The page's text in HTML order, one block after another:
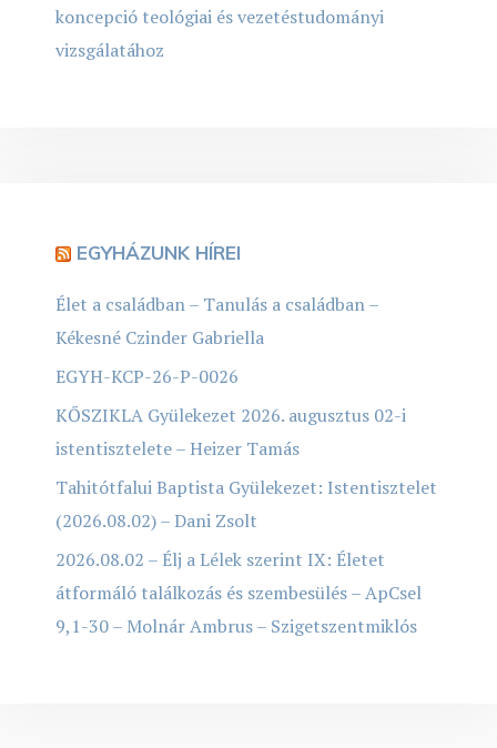
koncepció teológiai és vezetéstudományi
vizsgálatához
EGYHÁZUNK HÍREI
Élet a családban – Tanulás a családban –
Kékesné Czinder Gabriella
EGYH-KCP-26-P-0026
KŐSZIKLA Gyülekezet 2026. augusztus 02-i
istentisztelete – Heizer Tamás
Tahitótfalui Baptista Gyülekezet: Istentisztelet
(2026.08.02) – Dani Zsolt
2026.08.02 – Élj a Lélek szerint IX: Életet
átformáló találkozás és szembesülés – ApCsel
9,1-30 – Molnár Ambrus – Szigetszentmiklós